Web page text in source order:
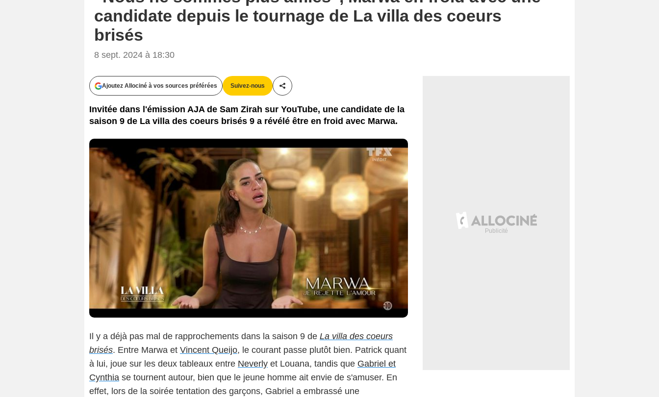
candidate depuis le tournage de La villa des coeurs
brisés
8 sept. 2024 à 18:30
Ajoutez Allociné à vos sources préférées Suivez-nous
Partager cet article
Invitée dans l'émission AJA de Sam Zirah sur YouTube, une candidate de la
saison 9 de La villa des coeurs brisés 9 a révélé être en froid avec Marwa.
Il y a déjà pas mal de rapprochements dans la saison 9 de La villa des coeurs
brisés. Entre Marwa et Vincent Queijo, le courant passe plutôt bien. Patrick quant
à lui, joue sur les deux tableaux entre Neverly et Louana, tandis que Gabriel et
Cynthia se tournent autour, bien que le jeune homme ait envie de s'amuser. En
effet, lors de la soirée tentation des garçons, Gabriel a embrassé une